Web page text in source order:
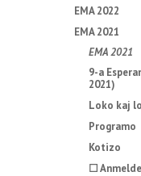
EMA 2022
EMA 2021
EMA 2021
9-a
2021)
Loko kaj
Programo
Kotizo
☐